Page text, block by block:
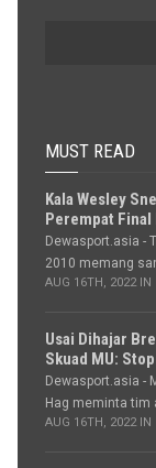
MUST READ
Kala Wesley
Perempat Final
Dewasport.asia -
2010 memang
AUG 16TH, 2022 IN
Usai Dihajar
Skuad MU:
Dewasport.asia -
Hag meminta tim
AUG 16TH, 2022 IN